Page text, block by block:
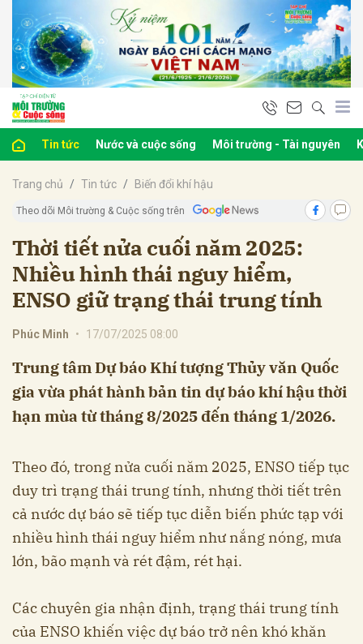
Tin tức Nước và cuộc sống Môi trường - Tài nguyên
Trang chủ Tin tức Biến đổi khí hậu
Theo dõi Môi trường & Cuộc sống trên
Thời tiết nửa cuối năm 2025:
Nhiều hình thái nguy hiểm,
ENSO giữ trạng thái trung tính
Phúc Minh • 17/07/2025 08:00
Trung tâm Dự báo Khí tượng Thủy văn Quốc
gia vừa phát hành bản tin dự báo khí hậu thời
hạn mùa từ tháng 8/2025 đến tháng 1/2026.
Theo đó, trong nửa cuối năm 2025, ENSO tiếp tục
duy trì trạng thái trung tính, nhưng thời tiết trên
cả nước dự báo sẽ tiếp tục diễn biến phức tạp với
nhiều hình thái nguy hiểm như nắng nóng, mưa
lớn, bão mạnh và rét đậm, rét hại.
Các chuyên gia nhận định, trạng thái trung tính
của ENSO khiến việc dự báo trở nên khó khăn
luận
Hủy